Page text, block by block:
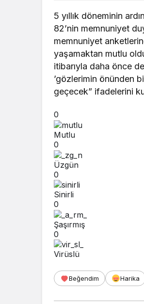
5 yıllık döneminin
82’nin memnuniyet
memnuniyet
yaşamaktan mutlu
itibarıyla daha önce
’gözlerimin önünden
geçecek” ifadelerini
0
Mutlu
0
Üzgün
0
Sinirli
0
Şaşırmış
0
Virüslü
Beğendim Harika